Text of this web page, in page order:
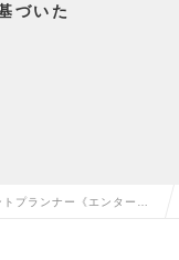
づいた
トプランナー《エンターテ